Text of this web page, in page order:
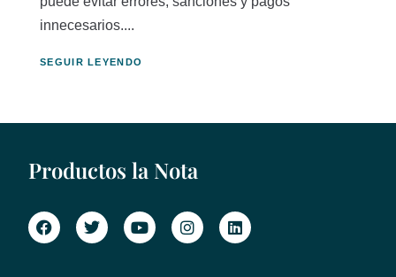
innecesarios....
SEGUIR LEYENDO
Productos la Nota